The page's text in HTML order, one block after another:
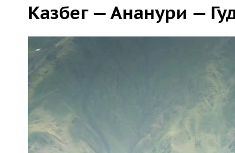
Казбег — Ананури —